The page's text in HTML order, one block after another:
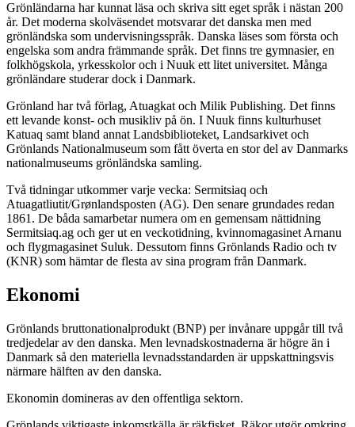
Grönländarna har kunnat läsa och skriva sitt eget språk i nästan 200
år. Det moderna skolväsendet motsvarar det danska men med
grönländska som undervisningsspråk. Danska läses som första och
engelska som andra främmande språk. Det finns tre gymnasier, en
folkhögskola, yrkesskolor och i Nuuk ett litet universitet. Många
grönländare studerar dock i Danmark.
Grönland har två förlag, Atuagkat och Milik Publishing. Det finns
ett levande konst- och musikliv på ön. I Nuuk finns kulturhuset
Katuaq samt bland annat Landsbiblioteket, Landsarkivet och
Grönlands Nationalmuseum som fått överta en stor del av Danmarks
nationalmuseums grönländska samling.
Två tidningar utkommer varje vecka: Sermitsiaq och
Atuagatliutit/Grønlandsposten (AG). Den senare grundades redan
1861. De båda samarbetar numera om en gemensam nättidning
Sermitsiaq.ag och ger ut en veckotidning, kvinnomagasinet Arnanu
och flygmagasinet Suluk. Dessutom finns Grönlands Radio och tv
(KNR) som hämtar de flesta av sina program från Danmark.
Ekonomi
Grönlands bruttonationalprodukt (BNP) per invånare uppgår till två
tredjedelar av den danska. Men levnadskostnaderna är högre än i
Danmark så den materiella levnadsstandarden är uppskattningsvis
närmare hälften av den danska.
Ekonomin domineras av den offentliga sektorn.